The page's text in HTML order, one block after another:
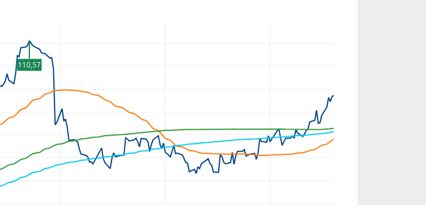
110,57